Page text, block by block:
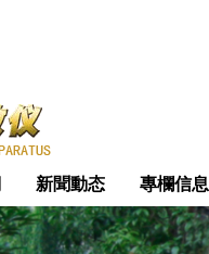
新聞動态 專欄信息